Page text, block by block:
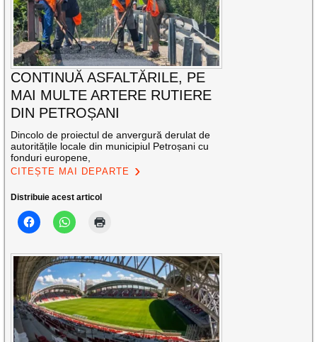
CONTINUĂ ASFALTĂRILE, PE
MAI MULTE ARTERE RUTIERE
DIN PETROȘANI
Dincolo de proiectul de anvergură derulat de
autoritățile locale din municipiul Petroșani cu
fonduri europene,
CITEȘTE MAI DEPARTE
Distribuie acest articol